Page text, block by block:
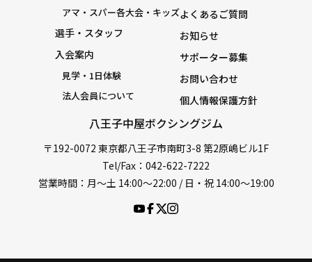
八王子中屋ボクシングジム
〒192-0072 東京都八王子市南町3-8 第2原嶋ビル1F
Tel/Fax：042-622-7222
営業時間：月〜土 14:00〜22:00 / 日・祝 14:00〜19:00
アマ・スパー各大会・キッズ
選手・スタッフ
入会案内
見学・1日体験
法人会員について
よくあるご質問
お知らせ
サポーター募集
お問い合わせ
個人情報保護方針